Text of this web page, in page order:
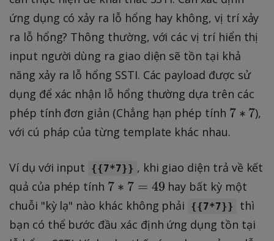
ứng dụng có xảy ra lỗ hổng hay không, vị trí xảy
ra lỗ hổng? Thông thường, với các vị trí hiển thị
input người dùng ra giao diện sẽ tồn tại khả
năng xảy ra lỗ hổng SSTI. Các payload được sử
dụng để xác nhận lỗ hổng thường dựa trên các
phép tính đơn giản (Chẳng hạn phép tính 7
7 ∗ 7),
với cú pháp của từng template khác nhau.
Ví dụ với input {{7*7}} , khi giao diện trả về kết
quả của phép tính 7
*
7
=
7 ∗ 7 = 49 hay bất kỳ một
chuỗi "kỳ lạ" nào khác không phải
{{7*7}}
thì
bạn có thể bước đầu xác định ứng dụng tồn tại